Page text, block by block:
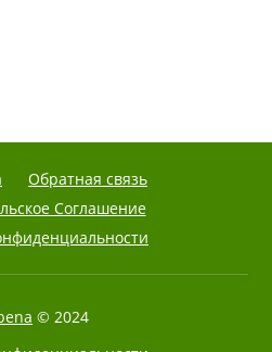
Обратная связь
Соглашение
© 2024